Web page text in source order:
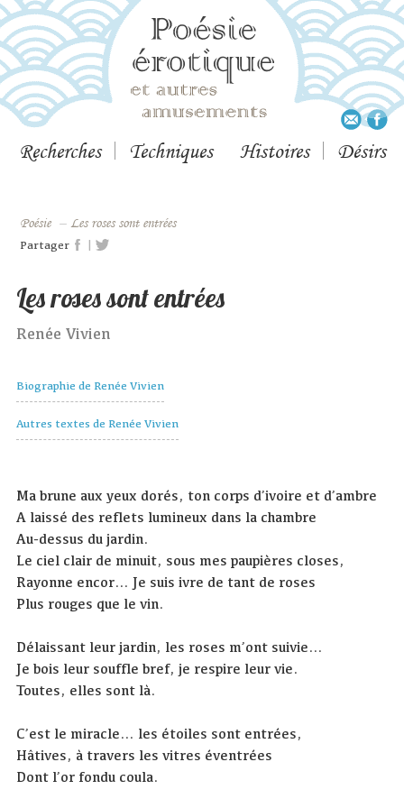
Recherches Techniques Histoires Désirs
Poésie – Les roses sont entrées
Partager |
Les roses sont entrées
Renée Vivien
Biographie de Renée Vivien
Autres textes de Renée Vivien
Ma brune aux yeux dorés, ton corps d’ivoire et d’ambre
A laissé des reflets lumineux dans la chambre
Au-dessus du jardin.
Le ciel clair de minuit, sous mes paupières closes,
Rayonne encor… Je suis ivre de tant de roses
Plus rouges que le vin.
Délaissant leur jardin, les roses m’ont suivie…
Je bois leur souffle bref, je respire leur vie.
Toutes, elles sont là.
C’est le miracle… les étoiles sont entrées,
Hâtives, à travers les vitres éventrées
Dont l’or fondu coula.